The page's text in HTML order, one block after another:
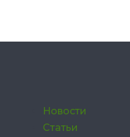
Новости
Статьи